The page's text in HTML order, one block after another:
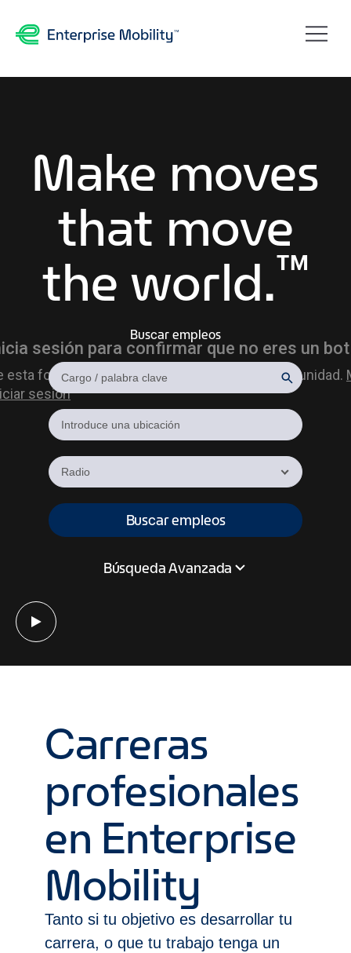
Make moves
that move
the world.™
Buscar empleos
Radio
Buscar empleos
Búsqueda Avanzada
Carreras
profesionales
en Enterprise
Mobility
Tanto si tu objetivo es desarrollar tu
carrera, o que tu trabajo tenga un